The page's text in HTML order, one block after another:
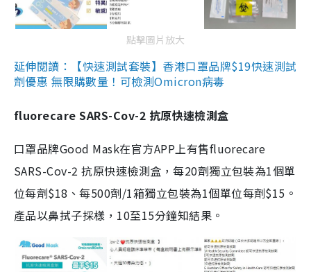
點擊圖片放大
延伸閱讀：【快速測試套裝】香港口罩品牌$19快速測試
劑優惠 無限購數量！可檢測Omicron病毒
fluorecare SARS-Cov-2 抗原快速檢測盒
口罩品牌Good Mask在官方APP上有售fluorecare
SARS-Cov-2 抗原快速檢測盒，每20劑獨立包裝為1個單
位每劑$18、每500劑/1箱獨立包裝為1個單位每劑$15。
產品以鼻拭子採樣，10至15分鐘知結果。